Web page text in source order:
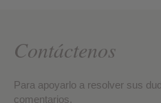
Contáctenos
Para apoyarlo a resolver sus
comentarios.